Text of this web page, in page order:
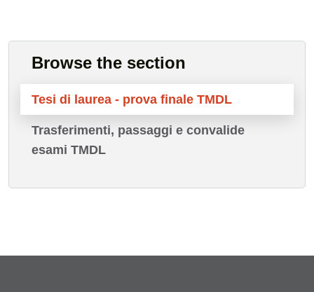
Browse the section
Tesi di laurea - prova finale TMDL
Trasferimenti, passaggi e convalide
esami TMDL